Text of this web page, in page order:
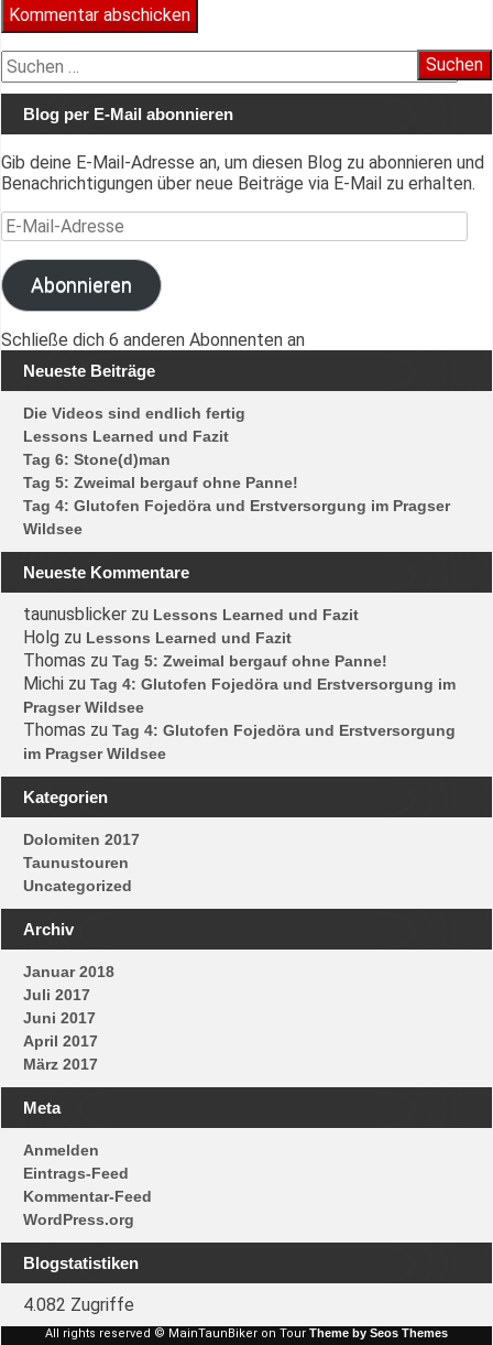
Suchen
nach:
Blog per E-Mail abonnieren
Gib deine E-Mail-Adresse an, um diesen Blog zu abonnieren und
Benachrichtigungen über neue Beiträge via E-Mail zu erhalten.
E-Mail-Adresse
Abonnieren
Schließe dich 6 anderen Abonnenten an
Neueste Beiträge
Die Videos sind endlich fertig
Lessons Learned und Fazit
Tag 6: Stone(d)man
Tag 5: Zweimal bergauf ohne Panne!
Tag 4: Glutofen Fojedöra und Erstversorgung im Pragser
Wildsee
Neueste Kommentare
taunusblicker zu Lessons Learned und Fazit
Holg zu Lessons Learned und Fazit
Thomas zu Tag 5: Zweimal bergauf ohne Panne!
Michi zu Tag 4: Glutofen Fojedöra und Erstversorgung im
Pragser Wildsee
Thomas zu Tag 4: Glutofen Fojedöra und Erstversorgung
im Pragser Wildsee
Kategorien
Dolomiten 2017
Taunustouren
Uncategorized
Archiv
Januar 2018
Juli 2017
Juni 2017
April 2017
März 2017
Meta
Anmelden
Eintrags-Feed
Kommentar-Feed
WordPress.org
Blogstatistiken
4.082 Zugriffe
All rights reserved © MainTaunBiker on Tour Theme by Seos Themes